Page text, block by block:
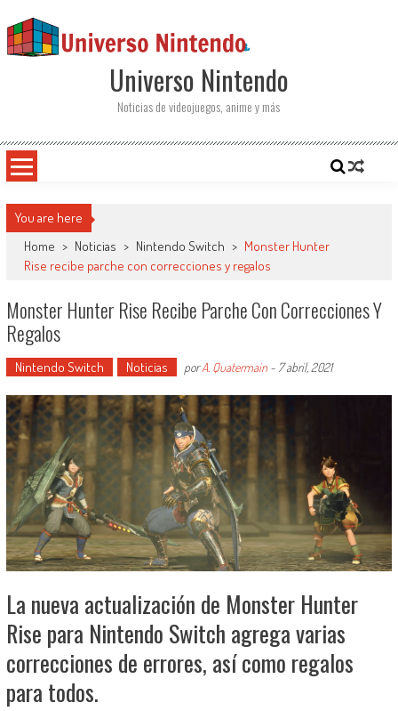
Universo Nintendo
Noticias de videojuegos, anime y más
You are here
Home > Noticias > Nintendo Switch > Monster Hunter
Rise recibe parche con correcciones y regalos
Monster Hunter Rise Recibe Parche Con Correcciones Y
Regalos
Nintendo Switch Noticias porA. Quatermain- 7 abril, 2021
La nueva actualización de Monster Hunter
Rise para Nintendo Switch agrega varias
correcciones de errores, así como regalos
para todos.